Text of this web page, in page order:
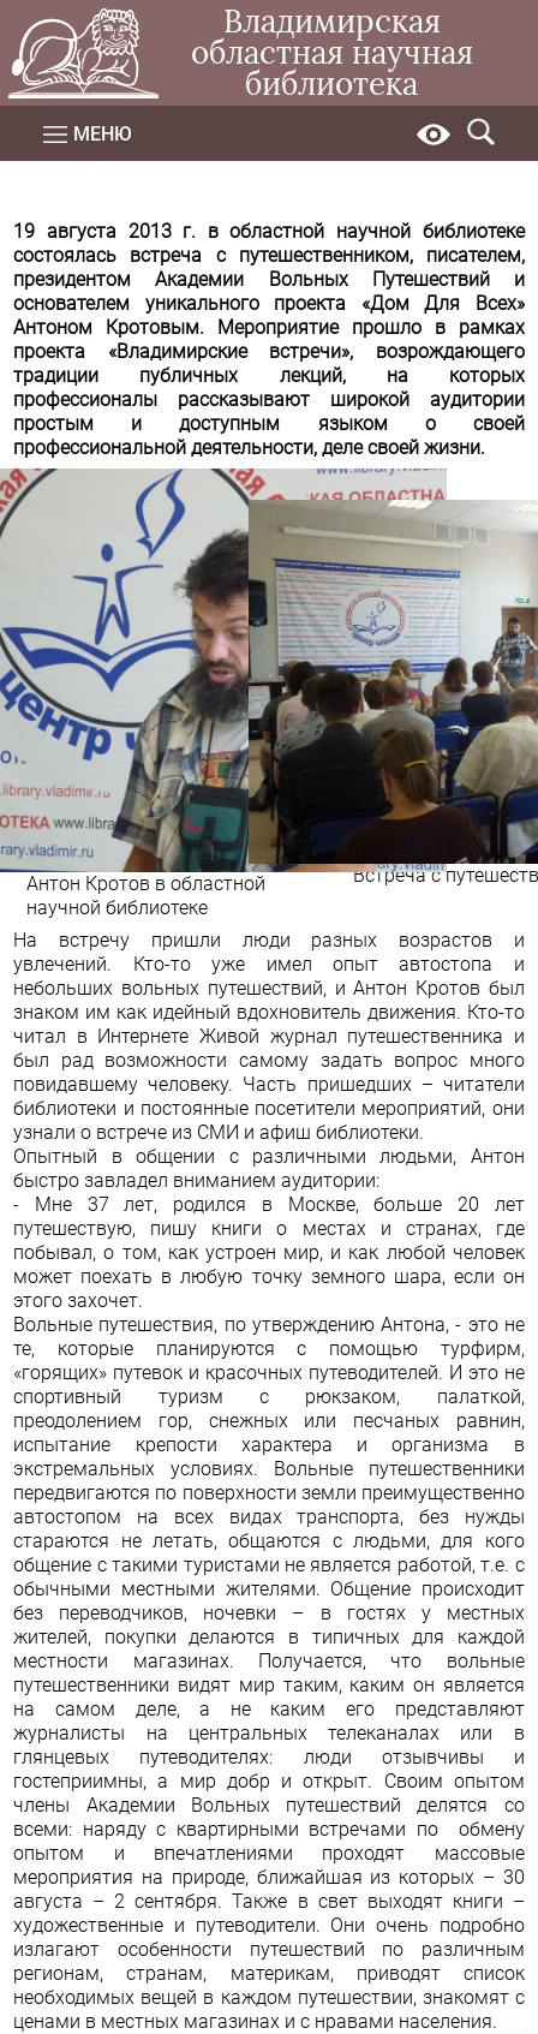
Владимирская
областная научная
библиотека
МЕНЮ
19 августа 2013 г. в областной научной библиотеке
состоялась встреча с путешественником, писателем,
президентом Академии Вольных Путешествий и
основателем уникального проекта «Дом Для Всех»
Антоном Кротовым. Мероприятие прошло в рамках
проекта «Владимирские встречи», возрождающего
традиции публичных лекций, на которых
профессионалы рассказывают широкой аудитории
простым и доступным языком о своей
профессиональной деятельности, деле своей жизни.
Антон Кротов в областной
научной библиотеке
Встреча с
На встречу пришли люди разных возрастов и
увлечений. Кто-то уже имел опыт автостопа и
небольших вольных путешествий, и Антон Кротов был
знаком им как идейный вдохновитель движения. Кто-то
читал в Интернете Живой журнал путешественника и
был рад возможности самому задать вопрос много
повидавшему человеку. Часть пришедших – читатели
библиотеки и постоянные посетители мероприятий, они
узнали о встрече из СМИ и афиш библиотеки.
Опытный в общении с различными людьми, Антон
быстро завладел вниманием аудитории:
- Мне 37 лет, родился в Москве, больше 20 лет
путешествую, пишу книги о местах и странах, где
побывал, о том, как устроен мир, и как любой человек
может поехать в любую точку земного шара, если он
этого захочет.
Вольные путешествия, по утверждению Антона, - это не
те, которые планируются с помощью турфирм,
«горящих» путевок и красочных путеводителей. И это не
спортивный туризм с рюкзаком, палаткой,
преодолением гор, снежных или песчаных равнин,
испытание крепости характера и организма в
экстремальных условиях. Вольные путешественники
передвигаются по поверхности земли преимущественно
автостопом на всех видах транспорта, без нужды
стараются не летать, общаются с людьми, для кого
общение с такими туристами не является работой, т.е. с
обычными местными жителями. Общение происходит
без переводчиков, ночевки – в гостях у местных
жителей, покупки делаются в типичных для каждой
местности магазинах. Получается, что вольные
путешественники видят мир таким, каким он является
на самом деле, а не каким его представляют
журналисты на центральных телеканалах или в
глянцевых путеводителях: люди отзывчивы и
гостеприимны, а мир добр и открыт. Своим опытом
члены Академии Вольных путешествий делятся со
всеми: наряду с квартирными встречами по обмену
опытом и впечатлениями проходят массовые
мероприятия на природе, ближайшая из которых – 30
августа – 2 сентября. Также в свет выходят книги –
художественные и путеводители. Они очень подробно
излагают особенности путешествий по различным
регионам, странам, материкам, приводят список
необходимых вещей в каждом путешествии, знакомят с
ценами в местных магазинах и с нравами населения.